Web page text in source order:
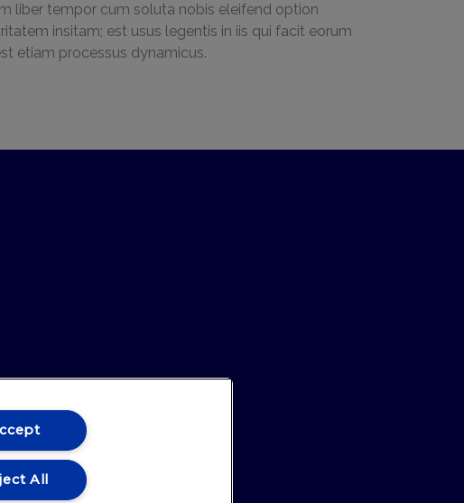
liber tempor cum soluta nobis eleifend option
insitam; est usus legentis in iis qui facit eorum
etiam processus dynamicus.
All